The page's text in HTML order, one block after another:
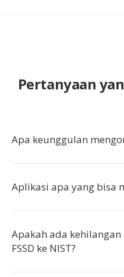
Pertanyaan
Apa keunggulan
Aplikasi apa yang bisa
Apakah ada
FSSD ke NIST?